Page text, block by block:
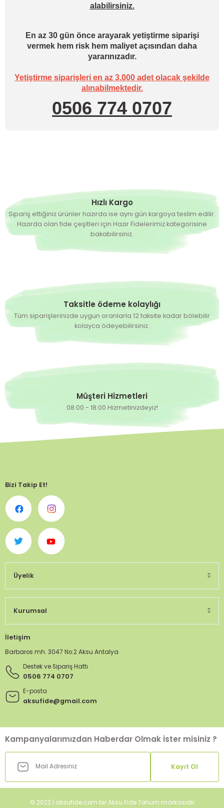
alabilirsiniz.
En az 30 gün önce arayarak yetiştirme siparişi
vermek hem risk hem maliyet açısından daha
yararınızadır.
Yetiştirme siparişleri en az 3.000 adet olacak şekilde
alınabilmektedir.
0506 774 0707
Hızlı Kargo
Sipariş ettiğiniz ürünler hazırda ise aynı gün kargoya teslim edilir.
Hazırda olan fide çeşitleri için Hazır Fidelerimiz kategorisine
bakabilirsiniz.
Taksitle ödeme kolaylığı
Tüm siparişlerinizde uygun oranlarla 12 taksite kadar bölebilir
kolayca ödeyebilirsiniz.
Müşteri Hizmetleri
08:00 - 18:00 Hizmetinizdeyiz!
Bizi Takip Et!
Üyelik
Kurumsal
İletişim
Barbaros mh. 3047 No:2 Aksu Antalya
Destek ve Sipariş Hattı
0506 774 0707
E-posta
aksufide@gmail.com
Kampanyalarımızdan Haberdar Olmak İster misiniz ?
Kayıt Ol
© 2022 | aksufide.com bir Aksu Fide Tohum markasıdır